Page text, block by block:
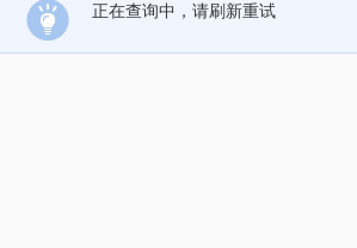
正在查询中，请刷新重试